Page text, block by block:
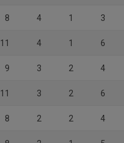
8 4 1 3
11 4 1 6
9 3 2 4
11 3 2 6
8 2 2 4